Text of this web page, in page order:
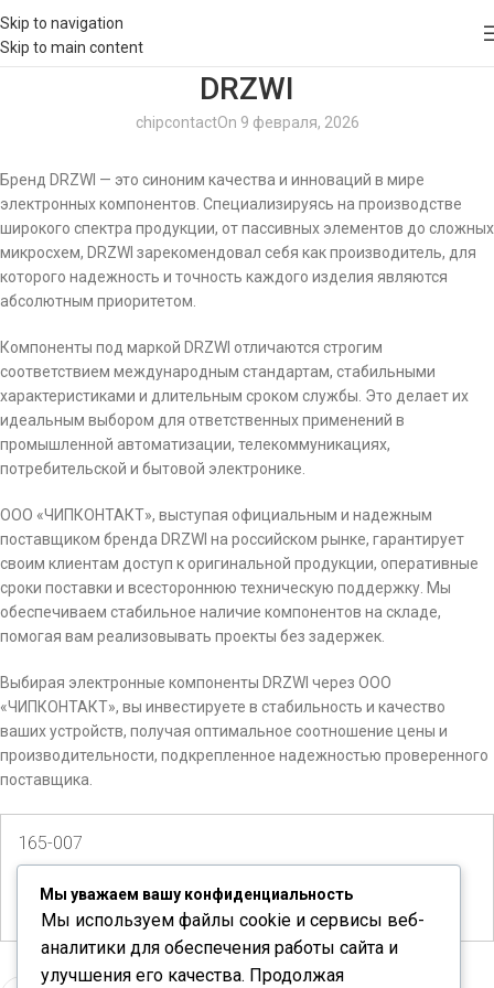
Skip to navigation
Skip to main content
DRZWI
chipcontactOn 9 февраля, 2026
Бренд DRZWI — это синоним качества и инноваций в мире
электронных компонентов. Специализируясь на производстве
широкого спектра продукции, от пассивных элементов до сложных
микросхем, DRZWI зарекомендовал себя как производитель, для
которого надежность и точность каждого изделия являются
абсолютным приоритетом.
Компоненты под маркой DRZWI отличаются строгим
соответствием международным стандартам, стабильными
характеристиками и длительным сроком службы. Это делает их
идеальным выбором для ответственных применений в
промышленной автоматизации, телекоммуникациях,
потребительской и бытовой электронике.
ООО «ЧИПКОНТАКТ», выступая официальным и надежным
поставщиком бренда DRZWI на российском рынке, гарантирует
своим клиентам доступ к оригинальной продукции, оперативные
сроки поставки и всестороннюю техническую поддержку. Мы
обеспечиваем стабильное наличие компонентов на складе,
помогая вам реализовывать проекты без задержек.
Выбирая электронные компоненты DRZWI через ООО
«ЧИПКОНТАКТ», вы инвестируете в стабильность и качество
ваших устройств, получая оптимальное соотношение цены и
производительности, подкрепленное надежностью проверенного
поставщика.
165-007
Количество доступно:115
Мы уважаем вашу конфиденциальность
Мы используем файлы cookie и сервисы веб-
аналитики для обеспечения работы сайта и
улучшения его качества. Продолжая